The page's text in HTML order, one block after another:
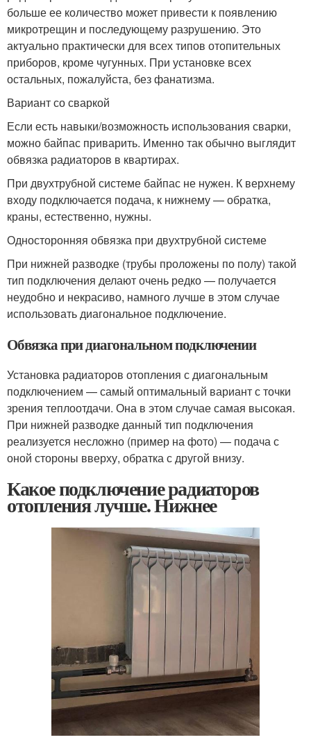
больше ее количество может привести к появлению
микротрещин и последующему разрушению. Это
актуально практически для всех типов отопительных
приборов, кроме чугунных. При установке всех
остальных, пожалуйста, без фанатизма.
Вариант со сваркой
Если есть навыки/возможность использования сварки,
можно байпас приварить. Именно так обычно выглядит
обвязка радиаторов в квартирах.
При двухтрубной системе байпас не нужен. К верхнему
входу подключается подача, к нижнему — обратка,
краны, естественно, нужны.
Односторонняя обвязка при двухтрубной системе
При нижней разводке (трубы проложены по полу) такой
тип подключения делают очень редко — получается
неудобно и некрасиво, намного лучше в этом случае
использовать диагональное подключение.
Обвязка при диагональном подключении
Установка радиаторов отопления с диагональным
подключением — самый оптимальный вариант с точки
зрения теплоотдачи. Она в этом случае самая высокая.
При нижней разводке данный тип подключения
реализуется несложно (пример на фото) — подача с
оной стороны вверху, обратка с другой внизу.
Какое подключение радиаторов
отопления лучше. Нижнее